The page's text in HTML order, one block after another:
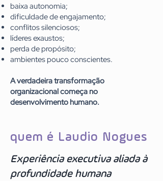
baixa autonomia;
dificuldade de engajamento;
conflitos silenciosos;
líderes exaustos;
perda de propósito;
ambientes pouco conscientes.
A verdadeira transformação
organizacional começa no
desenvolvimento humano.
quem é Laudio Nogues
Experiência executiva aliada à
profundidade humana